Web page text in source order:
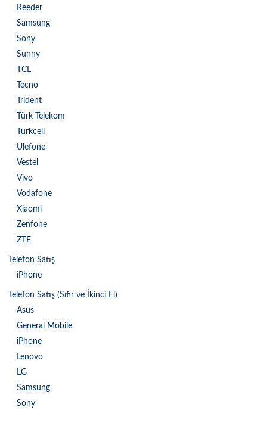
Reeder
Samsung
Sony
Sunny
TCL
Tecno
Trident
Türk Telekom
Turkcell
Ulefone
Vestel
Vivo
Vodafone
Xiaomi
Zenfone
ZTE
Telefon Satış
iPhone
Telefon Satış (Sıfır ve İkinci El)
Asus
General Mobile
iPhone
Lenovo
LG
Samsung
Sony